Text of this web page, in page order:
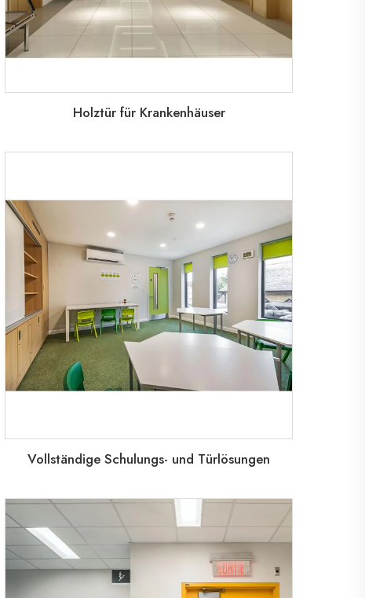
Holztür für Krankenhäuser
Vollständige Schulungs- und Türlösungen